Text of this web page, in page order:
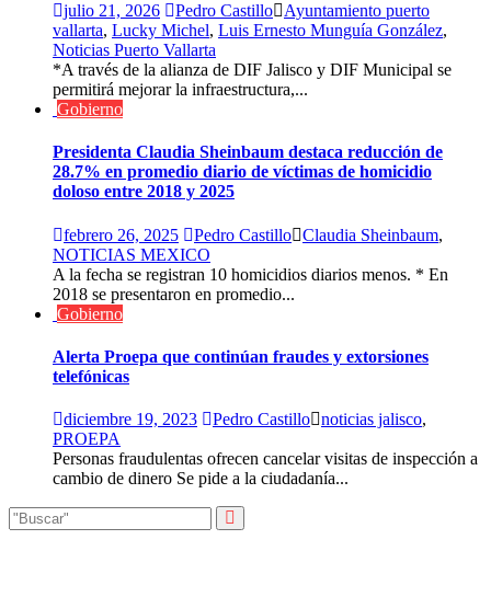
julio 21, 2026 Pedro Castillo
Ayuntamiento puerto
vallarta, Lucky Michel, Luis Ernesto Munguía González,
Noticias Puerto Vallarta
*A través de la alianza de DIF Jalisco y DIF Municipal se
permitirá mejorar la infraestructura,...
Gobierno
Presidenta Claudia Sheinbaum destaca reducción de
28.7% en promedio diario de víctimas de homicidio
doloso entre 2018 y 2025
febrero 26, 2025 Pedro Castillo Claudia Sheinbaum,
NOTICIAS MEXICO
A la fecha se registran 10 homicidios diarios menos. * En
2018 se presentaron en promedio...
Gobierno
Alerta Proepa que continúan fraudes y extorsiones
telefónicas
diciembre 19, 2023 Pedro Castillo noticias jalisco,
PROEPA
Personas fraudulentas ofrecen cancelar visitas de inspección a
cambio de dinero Se pide a la ciudadanía...